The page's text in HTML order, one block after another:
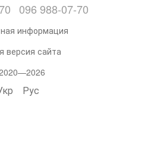
096 988-07-70
информация
версия сайта
Рус